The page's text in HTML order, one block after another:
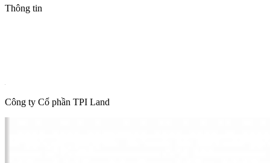
Thông tin
Công ty Cổ phần TPI Land